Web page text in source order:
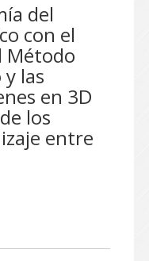
del
con el
Método
las
en 3D
los
entre